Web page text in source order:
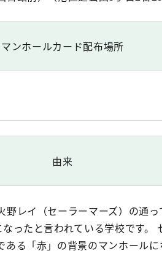
マンホールカード配布場所
由来
野レイ（セーラーマーズ）の通
ったと言われている学校です。
ある「赤」の背景のマンホール